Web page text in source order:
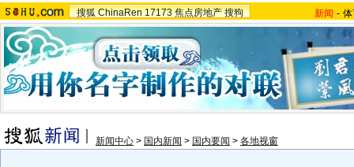
搜狐 ChinaRen 17173 焦点房地产 搜狗 新闻 -
新闻中心 > 国内新闻 > 国内要闻 > 各地视窗